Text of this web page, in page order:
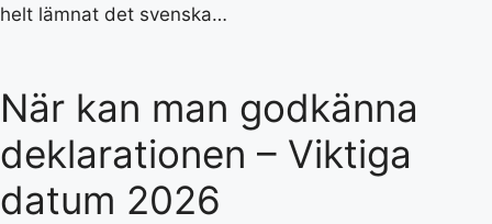
helt lämnat det svenska…
När kan man godkänna
deklarationen – Viktiga
datum 2026